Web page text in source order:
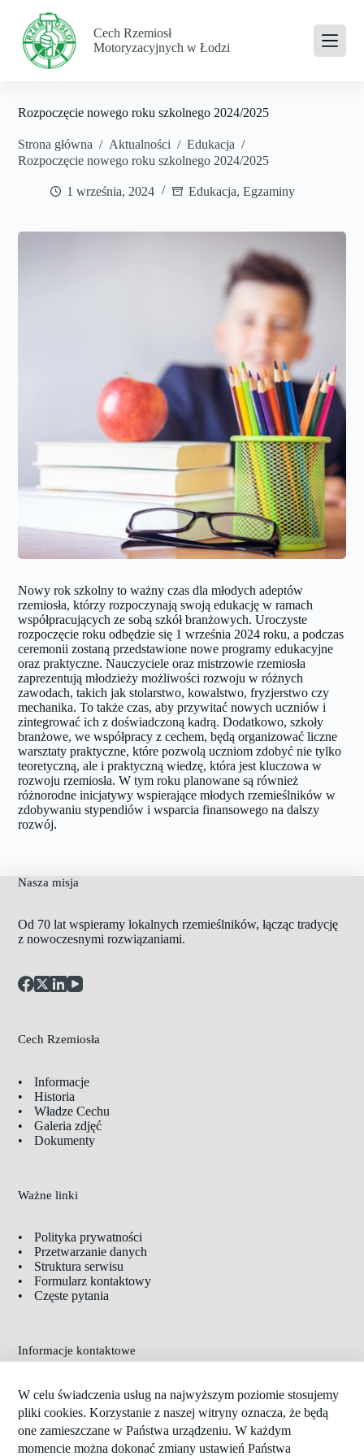
d
t
r
W celu świadczenia usług na najwyższym poziomie stosujemy
pliki cookies. Korzystanie z naszej witryny oznacza, że będą
one zamieszczane w Państwa urządzeniu. W każdym
momencie można dokonać zmiany ustawień Państwa
Cech Rzemiosł
Motoryzacyjnych w Łodzi
Rozpoczęcie nowego roku szkolnego 2024/2025
Strona główna / Aktualności / Edukacja /
Rozpoczęcie nowego roku szkolnego 2024/2025
1 września, 2024 Edukacja,Egzaminy
Nowy rok szkolny to ważny czas dla młodych adeptów
rzemiosła, którzy rozpoczynają swoją edukację w ramach
współpracujących ze sobą szkół branżowych. Uroczyste
rozpoczęcie roku odbędzie się 1 września 2024 roku, a podczas
ceremonii zostaną przedstawione nowe programy edukacyjne
oraz praktyczne. Nauczyciele oraz mistrzowie rzemiosła
zaprezentują młodzieży możliwości rozwoju w różnych
zawodach, takich jak stolarstwo, kowalstwo, fryzjerstwo czy
mechanika. To także czas, aby przywitać nowych uczniów i
zintegrować ich z doświadczoną kadrą. Dodatkowo, szkoły
branżowe, we współpracy z cechem, będą organizować liczne
warsztaty praktyczne, które pozwolą uczniom zdobyć nie tylko
teoretyczną, ale i praktyczną wiedzę, która jest kluczowa w
rozwoju rzemiosła. W tym roku planowane są również
różnorodne inicjatywy wspierające młodych rzemieślników w
zdobywaniu stypendiów i wsparcia finansowego na dalszy
rozwój.
Nasza misja
Od 70 lat wspieramy lokalnych rzemieślników, łącząc tradycję
z nowoczesnymi rozwiązaniami.
Cech Rzemiosła
Informacje
Historia
Władze Cechu
Galeria zdjęć
Dokumenty
Ważne linki
Polityka prywatności
Przetwarzanie danych
Struktura serwisu
Formularz kontaktowy
Częste pytania
Informacje kontaktowe
Adres:Brzozowa 3, 93-101 Łódź
Telefon:
509-852-906
E-mail:kancelaria.crm.lodz@gmail.com
Godziny pracy: Środa 09:00 – 14:00
Copyright © 2026 —Cech Rzemiosł Motoryzacyjnych w